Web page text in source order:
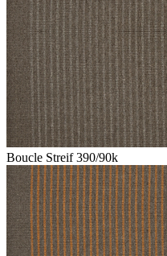
Boucle Streif 390/90k